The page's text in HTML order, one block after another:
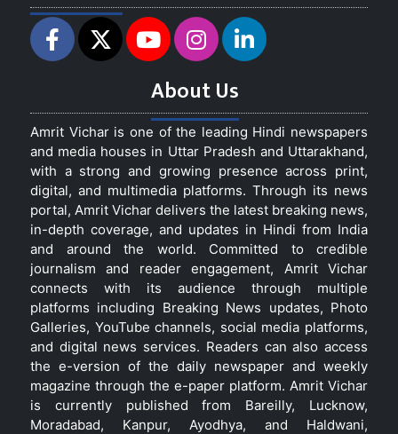
About Us
Amrit Vichar is one of the leading Hindi newspapers
and media houses in Uttar Pradesh and Uttarakhand,
with a strong and growing presence across print,
digital, and multimedia platforms. Through its news
portal, Amrit Vichar delivers the latest breaking news,
in-depth coverage, and updates in Hindi from India
and around the world. Committed to credible
journalism and reader engagement, Amrit Vichar
connects with its audience through multiple
platforms including Breaking News updates, Photo
Galleries, YouTube channels, social media platforms,
and digital news services. Readers can also access
the e-version of the daily newspaper and weekly
magazine through the e-paper platform. Amrit Vichar
is currently published from Bareilly, Lucknow,
Moradabad, Kanpur, Ayodhya, and Haldwani,